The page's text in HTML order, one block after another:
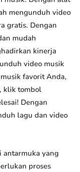
mengunduh video
gratis. Dengan
mudah
kinerja
video musik
favorit Anda,
klik tombol
Dengan
lagu dan video
yang
proses